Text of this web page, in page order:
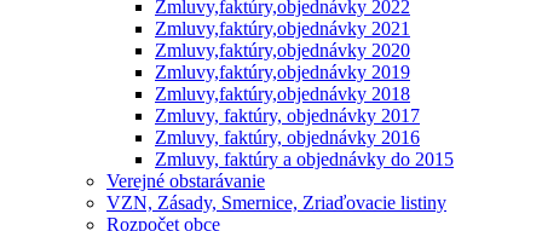
Zmluvy,faktúry,objednávky 2022
Zmluvy,faktúry,objednávky 2021
Zmluvy,faktúry,objednávky 2020
Zmluvy,faktúry,objednávky 2019
Zmluvy,faktúry,objednávky 2018
Zmluvy, faktúry, objednávky 2017
Zmluvy, faktúry, objednávky 2016
Zmluvy, faktúry a objednávky do 2015
Verejné obstarávanie
VZN, Zásady, Smernice, Zriaďovacie listiny
Rozpočet obce